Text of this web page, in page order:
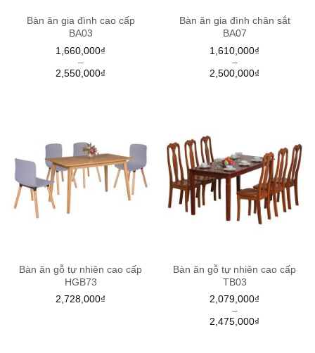
Bàn ăn gia đình cao cấp
BA03
1,660,000₫
–
2,550,000₫
Bàn ăn gia đình chân sắt
BA07
1,610,000₫
–
2,500,000₫
Bàn ăn gỗ tự nhiên cao cấp
HGB73
2,728,000₫
Bàn ăn gỗ tự nhiên cao cấp
TB03
2,079,000₫
–
2,475,000₫